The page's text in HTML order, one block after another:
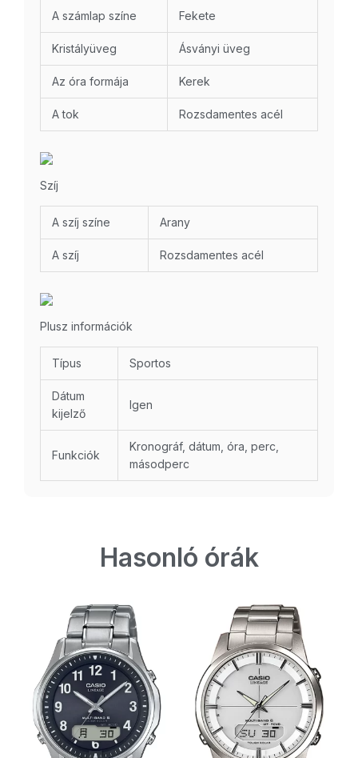
A számlap színe Fekete
Kristályüveg Ásványi üveg
Az óra formája Kerek
A tok Rozsdamentes acél
Szíj
A szíj színe Arany
A szíj Rozsdamentes acél
Plusz információk
Típus Sportos
Dátum
kijelző
Igen
Funkciók
Kronográf, dátum, óra, perc,
másodperc
Hasonló órák